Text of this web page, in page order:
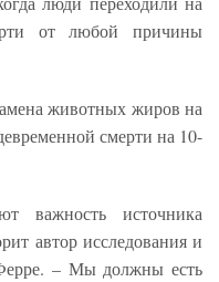
от любой причины
животных жиров на
смерти на 10-
важность источника
автор исследования и
– Мы должны есть